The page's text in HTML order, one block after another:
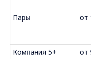
Пары
от
Компания 5+
от